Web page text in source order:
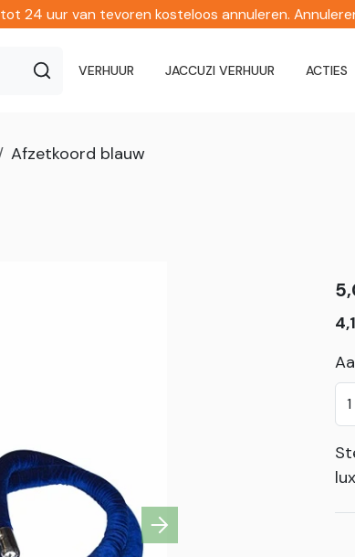
24 uur van tevoren kosteloos annuleren.
VERHUUR JACCUZI VERHUUR ACTIES
Afzetkoord blauw
Next